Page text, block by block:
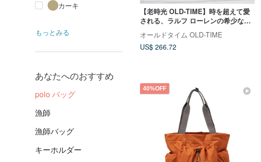
カーキ
もっとみる
あなたへのおすすめ
polo バッグ
漁師
漁師バッグ
キーホルダー
【老時光 OLD-TIME】時を超えて愛
される、ラルフ ローレンの希少なヴ
ィンテージバックパック
オールドタイム OLD-TIME
US$ 266.72
40%OFF